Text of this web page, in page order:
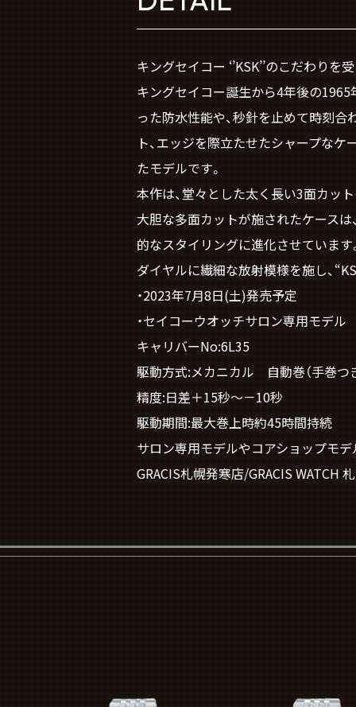
キングセイコー ‘’KSK’’のこだわりを
キングセイコー誕生から4年後の1965
った防水性能や、秒針を止めて時刻
ト、エッジを際立たせたシャープな
たモデルです。
本作は、堂々とした太く長い3面カッ
大胆な多面カットが施されたケース
的なスタイリングに進化させています
ダイヤルに繊細な放射模様を施し、
・2023年7月8日(土)発売予定
・セイコーウオッチサロン専用モデル
キャリバーNo:6L35
駆動方式:メカニカル 自動巻（手巻つ
精度:日差＋15秒～－10秒
駆動期間:最大巻上時約45時間持続
サロン専用モデルやコアショップモ
GRACIS札幌発寒店/GRACIS WATCH